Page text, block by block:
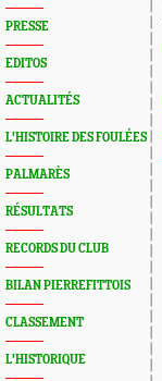
PRESSE
EDITOS
ACTUALITÉS
L'HISTOIRE DES FOULÉES
PALMARÈS
RÉSULTATS
RECORDS DU CLUB
BILAN PIERREFITTOIS
CLASSEMENT
L'HISTORIQUE